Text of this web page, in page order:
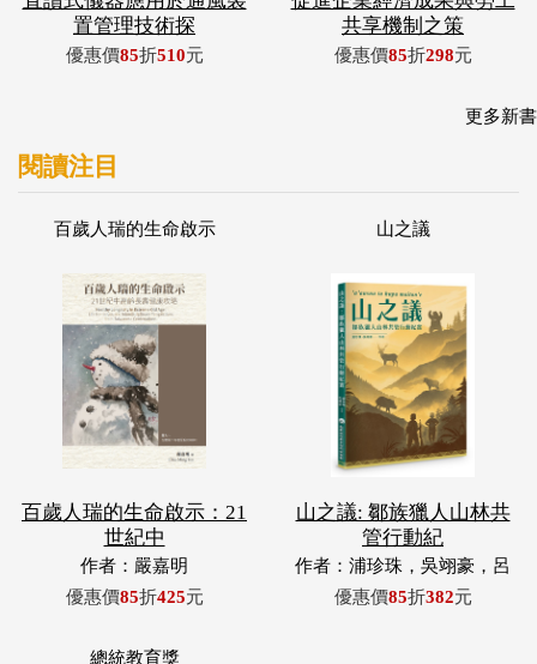
置管理技術探
優惠價85折510元
共享機制之策
優惠價85折298元
更多新書
閱讀注目
百歲人瑞的生命啟示
百歲人瑞的生命啟示：21
世紀中
作者：嚴嘉明
優惠價85折425元
山之議
山之議: 鄒族獵人山林共
管行動紀
作者：浦珍珠，吳翊豪，呂
翊齊，張惠東，許玉青，王
優惠價85折382元
總統教育獎